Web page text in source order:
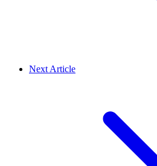
Next Article